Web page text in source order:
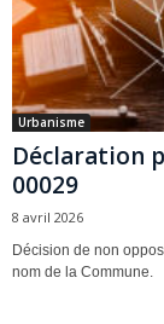
Urbanisme
Déclaration
00029
8 avril 2026
Décision de non
nom de la Commune.